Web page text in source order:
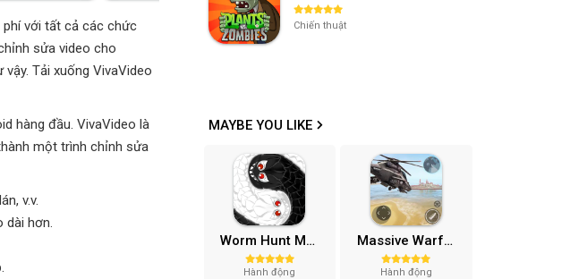
phí với tất cả các chức
sửa video cho
Tải xuống VivaVideo
hàng đầu. VivaVideo là
một trình chỉnh sửa
v.v.
dài hơn.
Chiến thuật
MAYBE YOU LIKE
Worm Hunt Mod APK (Vô hạn tiền) v3.9.5
Hành động
Massive Warfare: Tăng chiến Mod APK v1.81.432
Hành động